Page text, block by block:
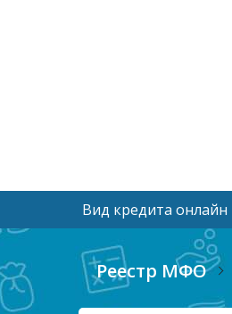
Вид кредита онлайн
Реестр МФО